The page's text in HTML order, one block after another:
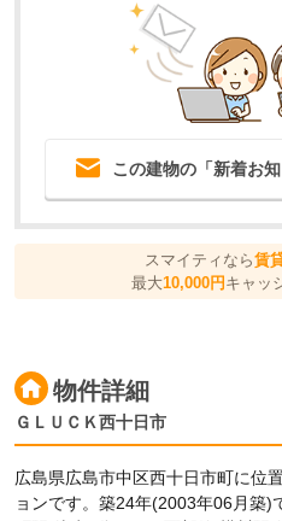
この建物の「新着お
スマイティなら賃
最大10,000円キャッ
物件詳細
ＧＬＵＣＫ西十日市
広島県広島市中区西十日市町に位
ョンです。築24年(2003年06月築)